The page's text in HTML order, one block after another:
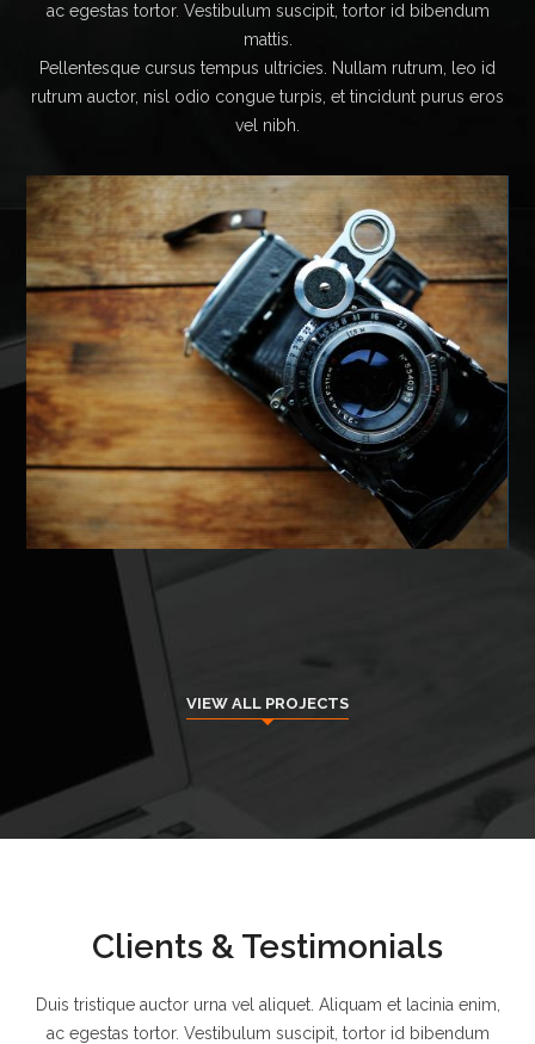
ac egestas tortor. Vestibulum suscipit, tortor id bibendum
mattis.
Pellentesque cursus tempus ultricies. Nullam rutrum, leo id
rutrum auctor, nisl odio congue turpis, et tincidunt purus eros
vel nibh.
Old School Logo
FOLIO LOGOS
VIEW ALL PROJECTS
Clients & Testimonials
Duis tristique auctor urna vel aliquet. Aliquam et lacinia enim,
ac egestas tortor. Vestibulum suscipit, tortor id bibendum